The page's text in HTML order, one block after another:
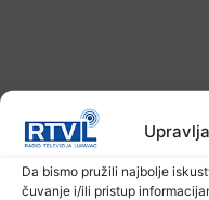
Da bismo pružili najbolje
čuvanje i/ili pristup